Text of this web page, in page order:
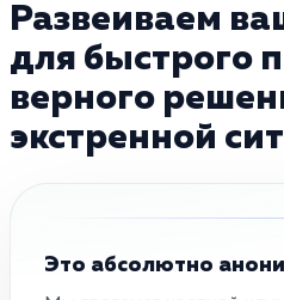
Развеиваем
для быстрого
верного
экстренной
Это абсолютно